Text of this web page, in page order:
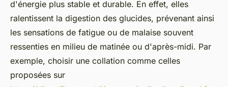
d'énergie plus stable et durable. En effet, elles
ralentissent la digestion des glucides, prévenant ainsi
les sensations de fatigue ou de malaise souvent
ressenties en milieu de matinée ou d'après-midi. Par
exemple, choisir une collation comme celles
proposées sur